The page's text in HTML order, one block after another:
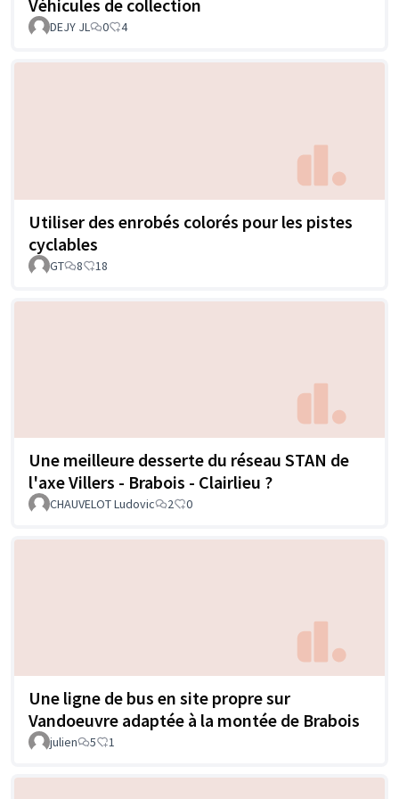
Véhicules de collection
DEJY JL 0 4
Utiliser des enrobés colorés pour les pistes
cyclables
GT 8 18
Une meilleure desserte du réseau STAN de
l'axe Villers - Brabois - Clairlieu ?
CHAUVELOT Ludovic 2 0
Une ligne de bus en site propre sur
Vandoeuvre adaptée à la montée de Brabois
julien 5 1